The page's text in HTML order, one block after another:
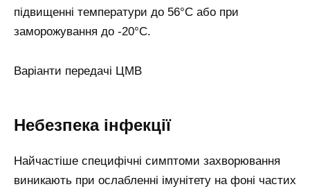
підвищенні температури до 56°С або при
заморожування до -20°С.
Варіанти передачі ЦМВ
Небезпека інфекції
Найчастіше специфічні симптоми захворювання
виникають при ослабленні імунітету на фоні частих